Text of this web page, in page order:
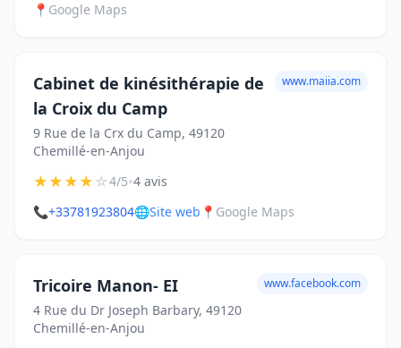
📍 Google Maps
Cabinet de kinésithérapie de
la Croix du Camp
9 Rue de la Crx du Camp, 49120
Chemillé-en-Anjou
www.maiia.com
★★★★☆4/5•4 avis
📞+33781923804🌐Site web 📍 Google Maps
Tricoire Manon- EI
4 Rue du Dr Joseph Barbary, 49120
Chemillé-en-Anjou
www.facebook.com